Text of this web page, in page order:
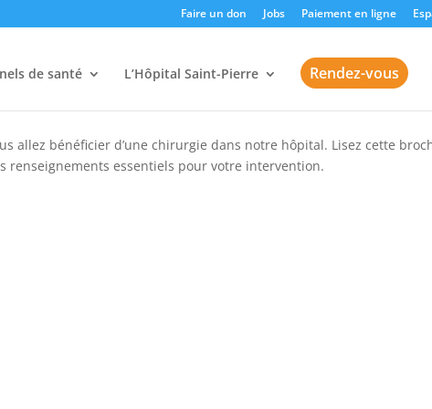
Faire un don Jobs Paiement en ligne
de santé L’Hôpital Saint-Pierre Rendez-vous
allez bénéficier d’une chirurgie dans notre hôpital. Lisez cette
renseignements essentiels pour votre intervention.